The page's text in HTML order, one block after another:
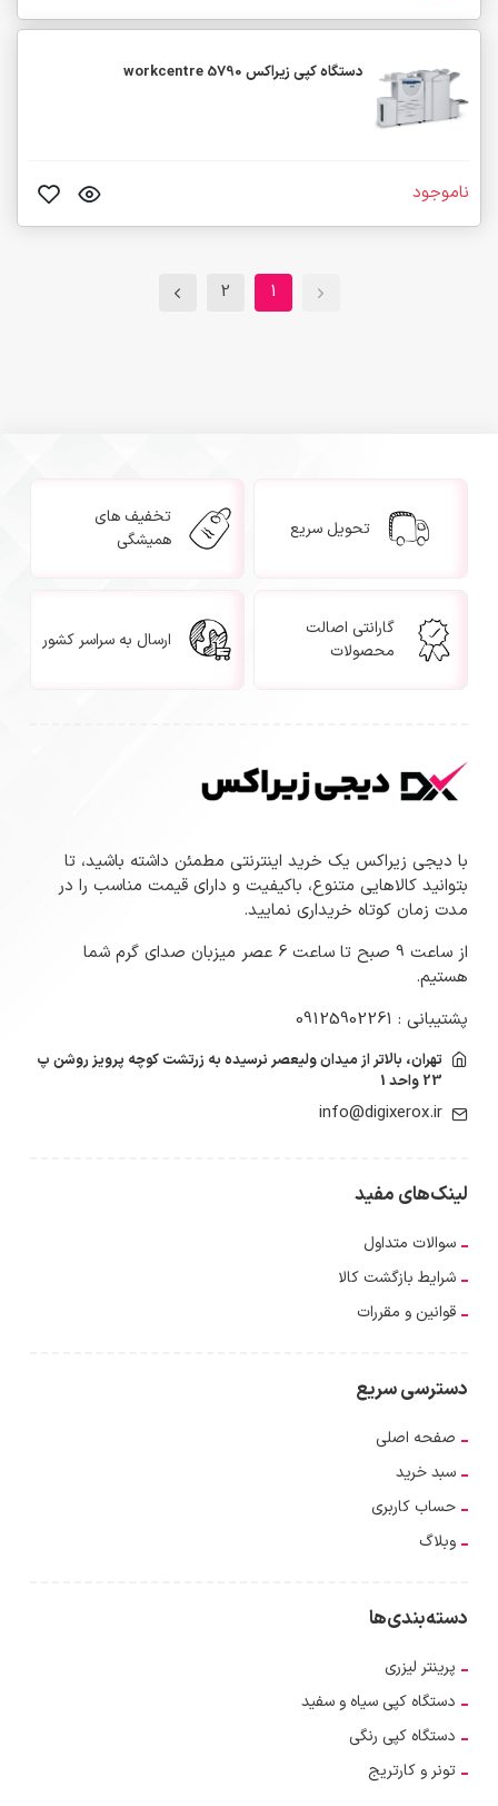
دستگاه کپی زیراکس workcentre 5790
ناموجود
1
2
تحویل سریع
تخفیف های
همیشگی
گارانتی اصالت
محصولات
ارسال به سراسر کشور
با دیجی زیراکس یک خرید اینترنتی مطمئن داشته باشید، تا
بتوانید کالاهایی متنوع، باکیفیت و دارای قیمت مناسب را در
مدت زمان کوتاه خریداری نمایید.
از ساعت 9 صبح تا ساعت 6 عصر میزبان صدای گرم شما
هستیم.
پشتیبانی : 09125902261
تهران، بالاتر از میدان ولیعصر نرسیده به زرتشت کوچه پرویز روشن پ
23 واحد 1
info@digixerox.ir
لینک‌های مفید
سوالات متداول
شرایط بازگشت کالا
قوانین و مقررات
دسترسی سریع
صفحه اصلی
سبد خرید
حساب کاربری
وبلاگ
دسته‌بندی‌ها
پرینتر لیزری
دستگاه کپی سیاه و سفید
دستگاه کپی رنگی
تونر و کارتریج